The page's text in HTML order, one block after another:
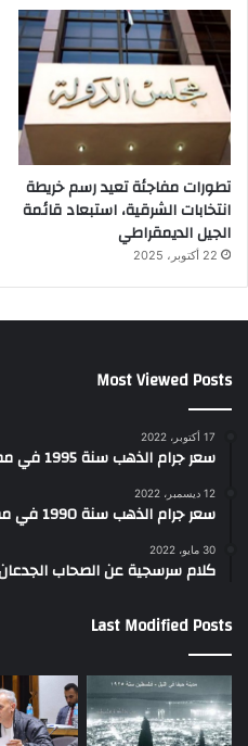
تطورات مفاجئة تعيد رسم خريطة
انتخابات الشرقية، استبعاد قائمة
الجيل الديمقراطي
22 أكتوبر، 2025
Most Viewed Posts
17 أكتوبر، 2022
سعر جرام الذهب سنة 1995 في مصر
12 ديسمبر، 2022
سعر جرام الذهب سنة 1990 في مصر
30 مايو، 2022
كلام سرسجية عن الصحاب
Last Modified Posts